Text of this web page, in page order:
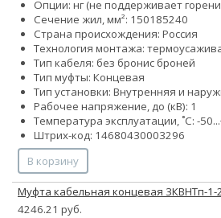
Опции: нг (не поддерживает
Сечение жил, мм²: 150185240
Страна происхождения: Россия
Технология монтажа:
Тип кабеля: без бронис броней
Тип муфты: Концевая
Тип установки: Внутренняя и
Рабочее напряжение, до (кВ): 1
Температура эксплуатации, ˚С: -
Штрих-код: 14680430003296
В корзину
Муфта кабельная концевая 3КВНТп-1-
4246.21 руб.